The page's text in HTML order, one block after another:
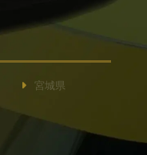
宮城県